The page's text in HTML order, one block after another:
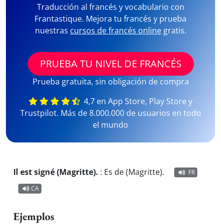
Traducción al francés y vocabulario con
Frantastique. Mejora tu francés y prueba
nuestras cursos de francés onlinegratis.
PRUEBA TU NIVEL DE FRANCÉS
Prueba gratuita, sin obligación de compra
4,7 en App Store, Play Store y
Trustpilot. Más de 8.000.000 de usuarios en todo
el mundo
Il est signé (Magritte). : Es de (Magritte).
FR
CA
Ejemplos